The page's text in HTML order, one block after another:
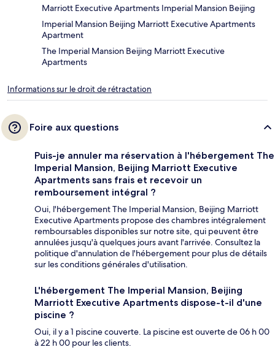
Marriott Executive Apartments Imperial Mansion Beijing
Imperial Mansion Beijing Marriott Executive Apartments
Apartment
The Imperial Mansion Beijing Marriott Executive
Apartments
Informations sur le droit de rétractation
Foire aux questions
Puis-je annuler ma réservation à l'hébergement The
Imperial Mansion, Beijing Marriott Executive
Apartments sans frais et recevoir un
remboursement intégral ?
Oui, l'hébergement The Imperial Mansion, Beijing Marriott
Executive Apartments propose des chambres intégralement
remboursables disponibles sur notre site, qui peuvent être
annulées jusqu'à quelques jours avant l'arrivée. Consultez la
politique d'annulation de l'hébergement pour plus de détails
sur les conditions générales d'utilisation.
L'hébergement The Imperial Mansion, Beijing
Marriott Executive Apartments dispose-t-il d'une
piscine ?
Oui, il y a 1 piscine couverte. La piscine est ouverte de 06 h 00
à 22 h 00 pour les clients.